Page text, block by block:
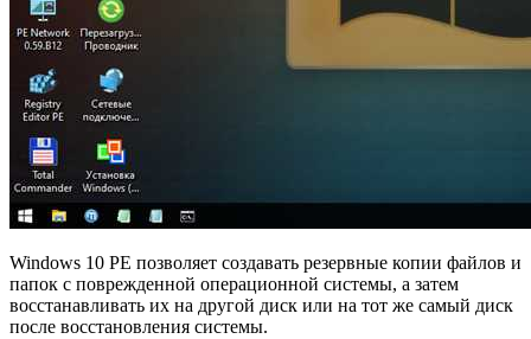
Windows 10 PE позволяет создавать резервные копии файлов и
папок с поврежденной операционной системы, а затем
восстанавливать их на другой диск или на тот же самый диск
после восстановления системы.